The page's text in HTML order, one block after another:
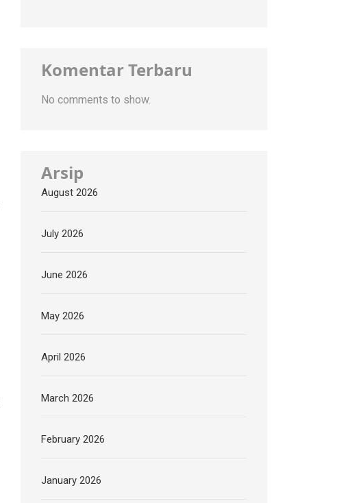
Komentar Terbaru
No comments to show.
Arsip
August 2026
July 2026
June 2026
May 2026
April 2026
March 2026
February 2026
January 2026